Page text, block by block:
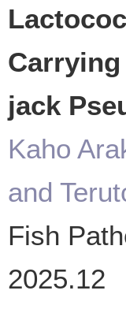
jack
Kaho
and
Fish
2025.12